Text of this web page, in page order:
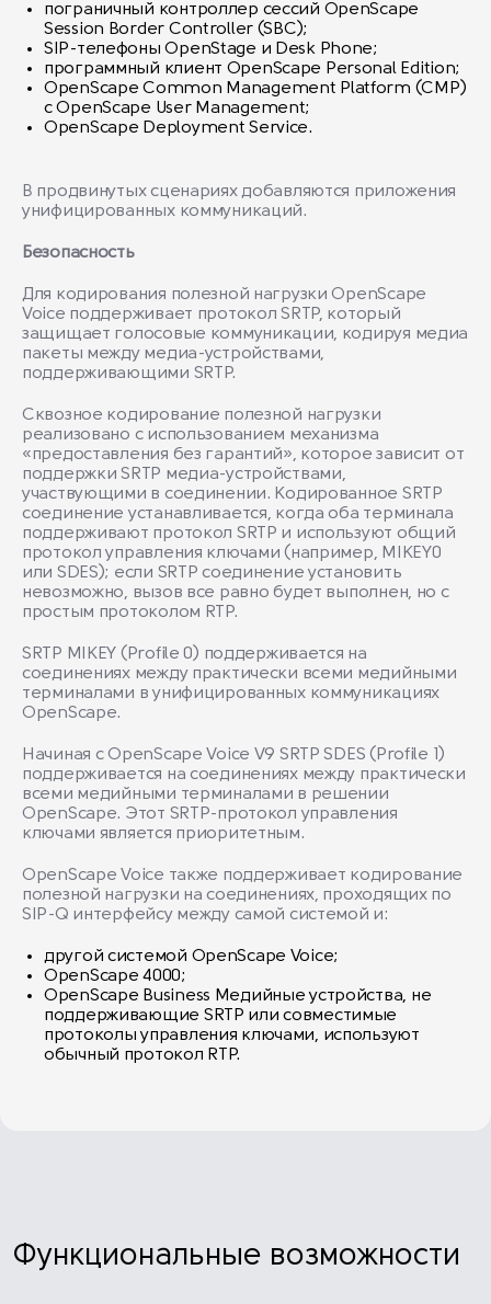
пограничный контроллер сессий OpenScape
Session Border Controller (SBC);
SIP-телефоны OpenStage и Desk Phone;
программный клиент OpenScape Personal Edition;
OpenScape Common Management Platform (CMP)
с OpenScape User Management;
OpenScape Deployment Service.
В продвинутых сценариях добавляются приложения
унифицированных коммуникаций.
Безопасность
Для кодирования полезной нагрузки OpenScape
Voice поддерживает протокол SRTP, который
защищает голосовые коммуникации, кодируя медиа
пакеты между медиа-устройствами,
поддерживающими SRTP.
Сквозное кодирование полезной нагрузки
реализовано с использованием механизма
«предоставления без гарантий», которое зависит от
поддержки SRTP медиа-устройствами,
участвующими в соединении. Кодированное SRTP
соединение устанавливается, когда оба терминала
поддерживают протокол SRTP и используют общий
протокол управления ключами (например, MIKEY0
или SDES); если SRTP соединение установить
невозможно, вызов все равно будет выполнен, но с
простым протоколом RTP.
SRTP MIKEY (Profile 0) поддерживается на
соединениях между практически всеми медийными
терминалами в унифицированных коммуникациях
OpenScape.
Начиная с OpenScape Voice V9 SRTP SDES (Profile 1)
поддерживается на соединениях между практически
всеми медийными терминалами в решении
OpenScape. Этот SRTP-протокол управления
ключами является приоритетным.
OpenScape Voice также поддерживает кодирование
полезной нагрузки на соединениях, проходящих по
SIP-Q интерфейсу между самой системой и:
другой системой OpenScape Voice;
OpenScape 4000;
OpenScape Business Медийные устройства, не
поддерживающие SRTP или совместимые
протоколы управления ключами, используют
обычный протокол RTP.
Функциональные возможности